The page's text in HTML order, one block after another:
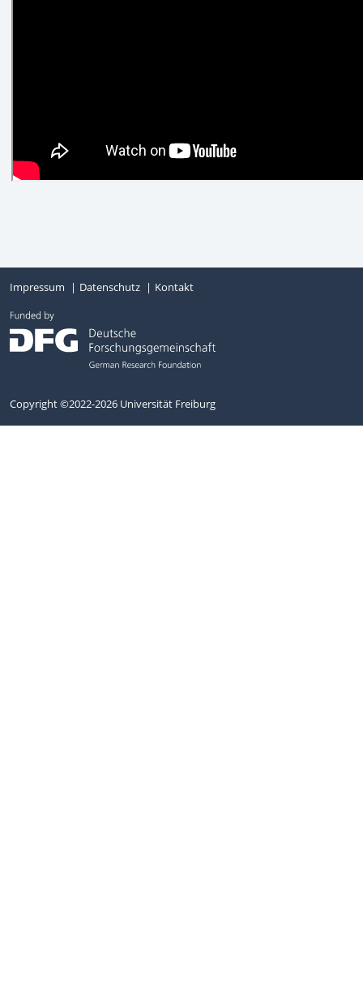
Impressum Datenschutz Kontakt
Copyright ©2022-2026 Universität Freiburg